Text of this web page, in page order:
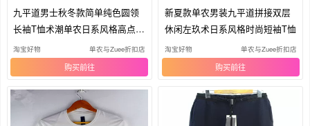
九平道男士秋冬款简单纯色圆领
长袖T恤术潮单农日系风格高点go
od7
淘宝好物 单农与Zuee折扣店
购买
新夏款单农男装九平道拼接双层
休闲左玖术日系风格时尚短袖T恤
淘宝好物 单农与Zuee折扣店
购买